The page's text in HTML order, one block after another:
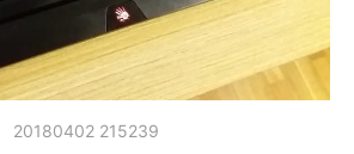
20180402 215239